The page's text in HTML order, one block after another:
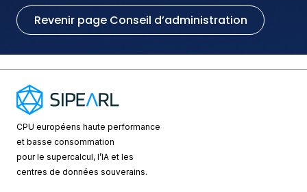
Revenir page Conseil d’administration
CPU européens haute performance
et basse consommation
pour le supercalcul, l’IA et les
centres de données souverains.